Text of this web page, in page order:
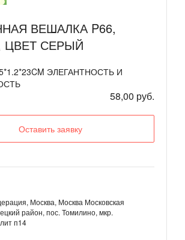
ВЕШАЛКА P66,
ЦВЕТ СЕРЫЙ
ЭЛЕГАНТНОСТЬ И
58,00 руб.
Оставить заявку
Москва, Москва Московская
район, пос. Томилино, мкр.
п14